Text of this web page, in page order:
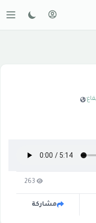
·
مشاركة